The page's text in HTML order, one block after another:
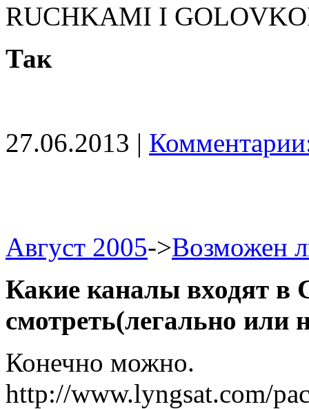
RUCHKAMI I
Так
27.06.2013 |
Август 2005->Возможен
Какие каналы входят в
смотреть(легально или
Конечно можно.
http://www.lyngsat.com/